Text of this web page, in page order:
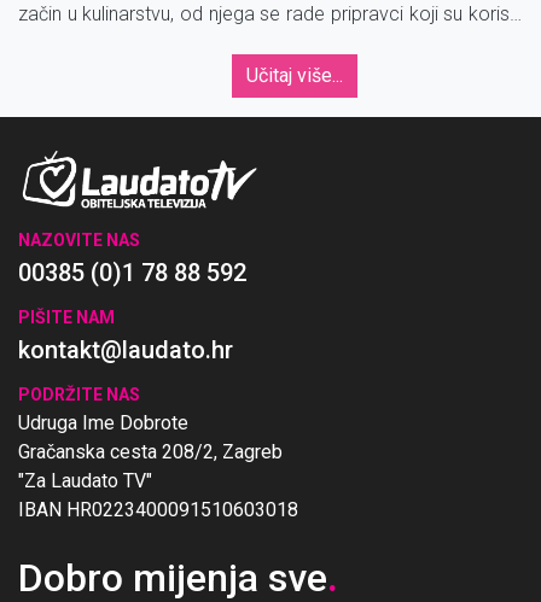
začin u kulinarstvu, od njega se rade pripravci koji su korisni
Učitaj više...
NAZOVITE NAS
00385 (0)1 78 88 592
PIŠITE NAM
kontakt@laudato.hr
PODRŽITE NAS
Udruga Ime Dobrote
Gračanska cesta 208/2, Zagreb
"Za Laudato TV"
IBAN HR0223400091510603018
Dobro mijenja sve.